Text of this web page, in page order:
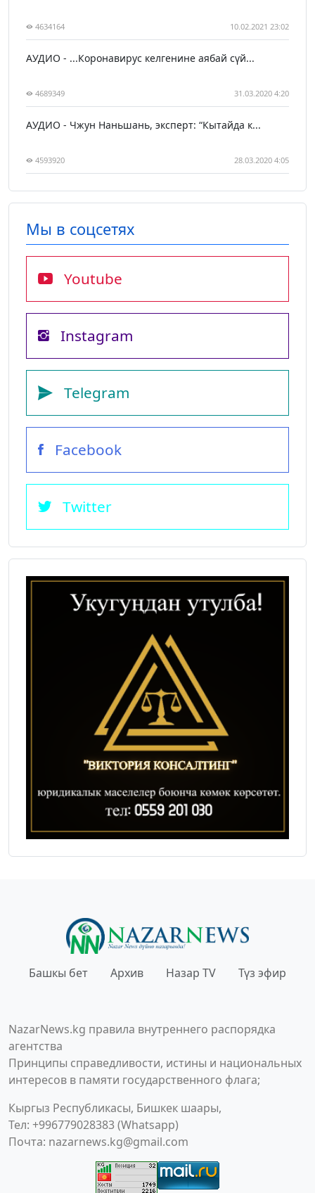
4634164 10.02.2021 23:02
АУДИО - ...Коронавирус келгенине аябай сүй...
4689349 31.03.2020 4:20
АУДИО - Чжун Наньшань, эксперт: “Кытайда к...
4593920 28.03.2020 4:05
Мы в соцсетях
Youtube
Instagram
Telegram
Facebook
Twitter
Башкы бет Архив Назар TV Түз эфир
NazarNews.kg правила внутреннего распорядка
агентства
Принципы справедливости, истины и национальных
интересов в памяти государственного флага;
Кыргыз Республикасы, Бишкек шаары,
Тел: +996779028383 (Whatsapp)
Почта: nazarnews.kg@gmail.com